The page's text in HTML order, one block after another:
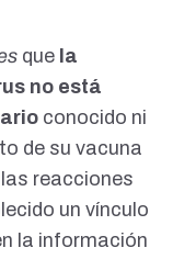
que la
no está
conocido ni
de su vacuna
reacciones
un vínculo
la información